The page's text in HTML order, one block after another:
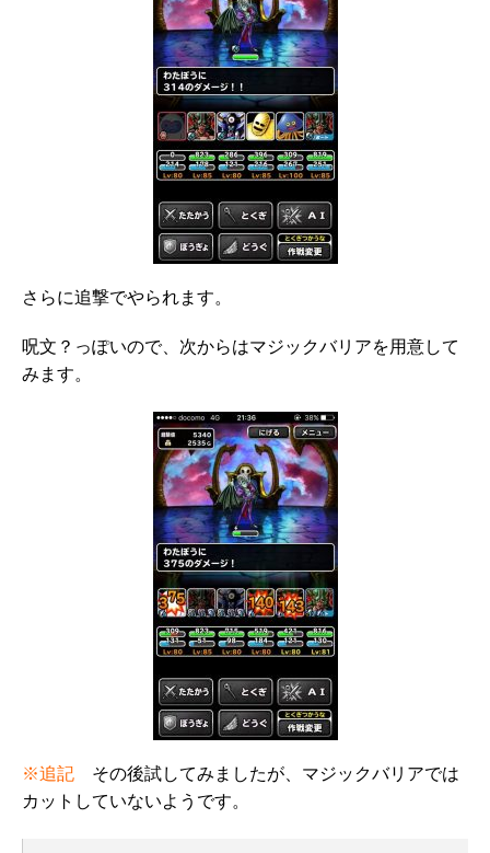
さらに追撃でやられます。
呪文？っぽいので、次からはマジックバリアを用意して
みます。
※追記 その後試してみましたが、マジックバリアでは
カットしていないようです。